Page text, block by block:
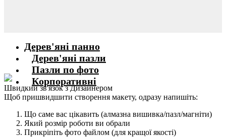
Дерев'яні панно
Дерев'яні пазли
Пазли по фото
Корпоративні
Швидкий зв'язок з Дизайнером
Щоб пришвидшити створення макету, одразу напишіть:
Що саме вас цікавить (алмазна вишивка/пазл/магніти)
Який розмір роботи ви обрали
Прикріпіть фото файлом (для кращої якості)